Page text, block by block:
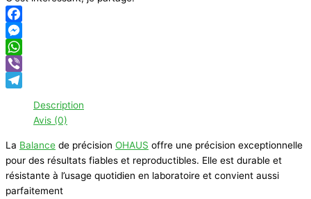
Facebook
Messenger
WhatsApp
Viber
Description
Avis (0)
La Balance de précision OHAUS offre une précision exceptionnelle
pour des résultats fiables et reproductibles. Elle est durable et
résistante à l’usage quotidien en laboratoire et convient aussi
parfaitement